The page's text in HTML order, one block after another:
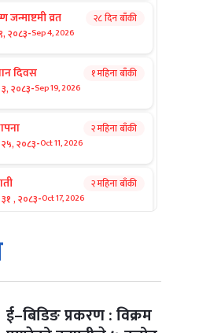
जन्माष्टमी व्रत
२०८३-Sep 4, 2026
२८ दिन बाँकी
दिवस
२०८३-Sep 19, 2026
१ महिना बाँकी
२०८३-Oct 11, 2026
२ महिना बाँकी
, २०८३-Oct 17, 2026
२ महिना बाँकी
सङ्क्रान्ति
१, २०८३
३, २०८३-Oct 20, 2026
ई–बिडिङ प्रकरण : विक्रम